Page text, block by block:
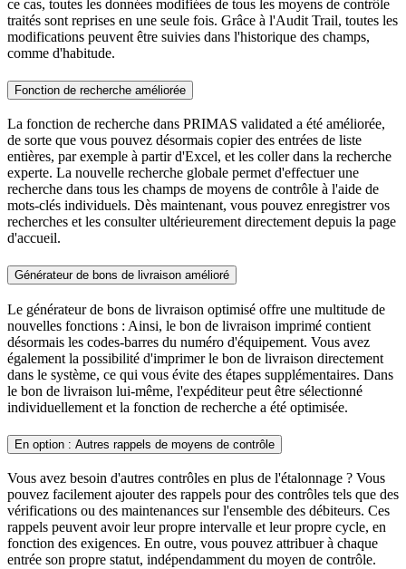
ce cas, toutes les données modifiées de tous les moyens de contrôle
traités sont reprises en une seule fois. Grâce à l'Audit Trail, toutes les
modifications peuvent être suivies dans l'historique des champs,
comme d'habitude.
Fonction de recherche améliorée
La fonction de recherche dans PRIMAS validated a été améliorée,
de sorte que vous pouvez désormais copier des entrées de liste
entières, par exemple à partir d'Excel, et les coller dans la recherche
experte. La nouvelle recherche globale permet d'effectuer une
recherche dans tous les champs de moyens de contrôle à l'aide de
mots-clés individuels. Dès maintenant, vous pouvez enregistrer vos
recherches et les consulter ultérieurement directement depuis la page
d'accueil.
Générateur de bons de livraison amélioré
Le générateur de bons de livraison optimisé offre une multitude de
nouvelles fonctions : Ainsi, le bon de livraison imprimé contient
désormais les codes-barres du numéro d'équipement. Vous avez
également la possibilité d'imprimer le bon de livraison directement
dans le système, ce qui vous évite des étapes supplémentaires. Dans
le bon de livraison lui-même, l'expéditeur peut être sélectionné
individuellement et la fonction de recherche a été optimisée.
En option : Autres rappels de moyens de contrôle
Vous avez besoin d'autres contrôles en plus de l'étalonnage ? Vous
pouvez facilement ajouter des rappels pour des contrôles tels que des
vérifications ou des maintenances sur l'ensemble des débiteurs. Ces
rappels peuvent avoir leur propre intervalle et leur propre cycle, en
fonction des exigences. En outre, vous pouvez attribuer à chaque
entrée son propre statut, indépendamment du moyen de contrôle.